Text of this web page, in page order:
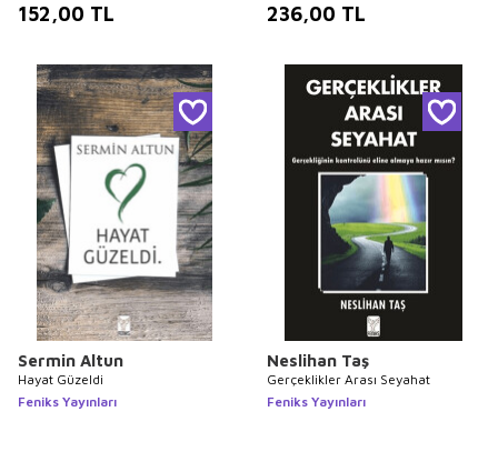
152,00 TL 236,00 TL
Sermin Altun
Hayat Güzeldi
Feniks Yayınları
Neslihan Taş
Gerçeklikler Arası Seyahat
Feniks Yayınları